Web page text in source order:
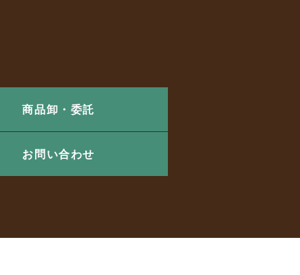
商品卸・委託
お問い合わせ